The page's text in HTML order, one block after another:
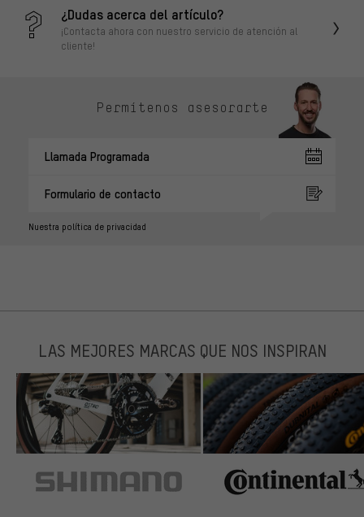
¿Dudas acerca del artículo?
¡Contacta ahora con nuestro servicio de atención al
cliente!
Permítenos asesorarte
Llamada Programada
Formulario de contacto
Nuestra política de privacidad
LAS MEJORES MARCAS QUE NOS INSPIRAN